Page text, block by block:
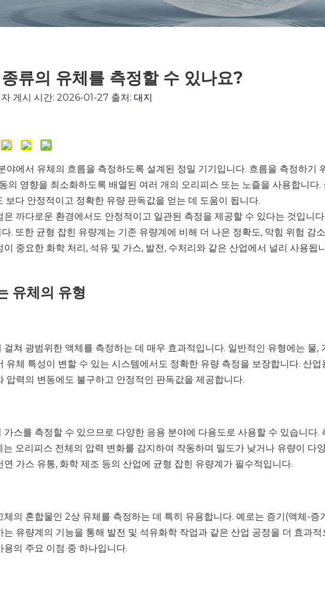
류의 유체를 측정할 수 있나요?
게시 시간: 2026-01-27 출처: 대지
야에서 유체의 흐름을 측정하도록 설계된 정밀 기기입니다. 흐름을 측정하기
의 영향을 최소화하도록 배열된 여러 개의 오리피스 또는 노즐을 사용합니
보다 안정적이고 정확한 유량 판독값을 얻는 데 도움이 됩니다.
까다로운 환경에서도 안정적이고 일관된 측정을 제공할 수 있다는 것입니
. 또한 균형 잡힌 유량계는 기존 유량계에 비해 더 나은 정확도, 막힘 위험 감
중요한 화학 처리, 석유 및 가스, 발전, 수처리와 같은 산업에서 널리 사용됩
유체의 유형
쳐 광범위한 액체를 측정하는 데 매우 효과적입니다. 일반적인 유형에는 물
유체 특성이 변할 수 있는 시스템에서도 정확한 유량 측정을 보장합니다. 산
압력의 변동에도 불구하고 안정적인 판독값을 제공합니다.
스를 측정할 수 있으므로 다양한 응용 분야에 다용도로 사용할 수 있습니다
오리피스 전체의 압력 변화를 감지하여 작동하며 밀도가 낮거나 유량이
가스 유통, 화학 제조 등의 산업에 균형 잡힌 유량계가 필수적입니다.
의 혼합물인 2상 유체를 측정하는 데 특히 유용합니다. 예로는 증기(액체-
유량계의 기능을 통해 발전 및 석유화학 작업과 같은 산업 공정을 더 효과
의 주요 이점 중 하나입니다.